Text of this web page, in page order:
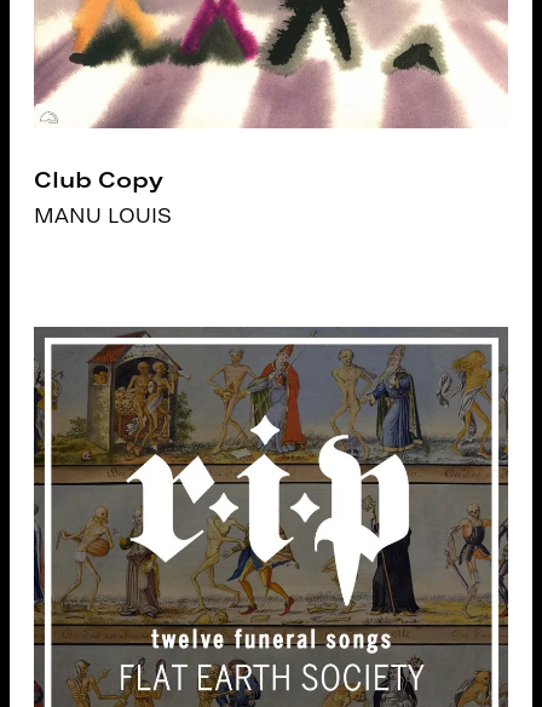
Club Copy
MANU LOUIS